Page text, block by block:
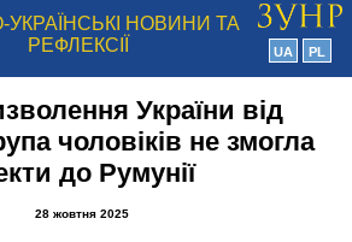
УКРАЇНСЬКІ НОВИНИ ТА
РЕФЛЕКСІЇ
UA PL
України від
чоловіків не змогла
до Румунії
28 жовтня 2025